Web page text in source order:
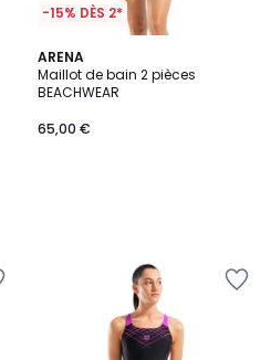
-15% DÈS 2*
ARENA
Maillot de bain 2 pièces
BEACHWEAR
65,00 €